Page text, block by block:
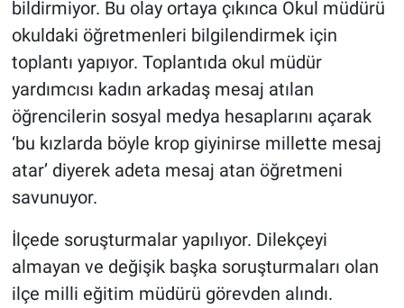
bildirmiyor. Bu olay ortaya çıkınca Okul müdürü
okuldaki öğretmenleri bilgilendirmek için
toplantı yapıyor. Toplantıda okul müdür
yardımcısı kadın arkadaş mesaj atılan
öğrencilerin sosyal medya hesaplarını açarak
‘bu kızlarda böyle krop giyinirse millette mesaj
atar’ diyerek adeta mesaj atan öğretmeni
savunuyor.
İlçede soruşturmalar yapılıyor. Dilekçeyi
almayan ve değişik başka soruşturmaları olan
ilçe milli eğitim müdürü görevden alındı.